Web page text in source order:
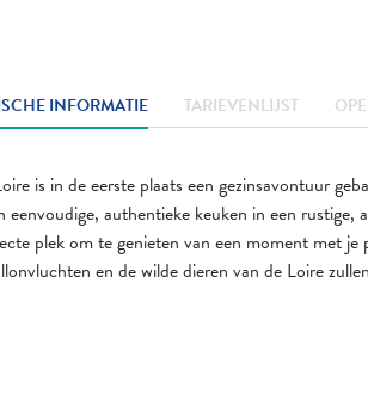
INFORMATIE TARIEVENLIJST
is in de eerste plaats een gezinsavontuur
eenvoudige, authentieke keuken in een
plek om te genieten van een moment met
en de wilde dieren van de Loire